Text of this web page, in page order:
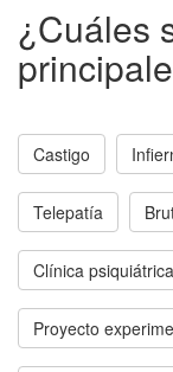
¿Cuáles
Castigo
Telepatía
Clínica psiquiátrica
Proyecto